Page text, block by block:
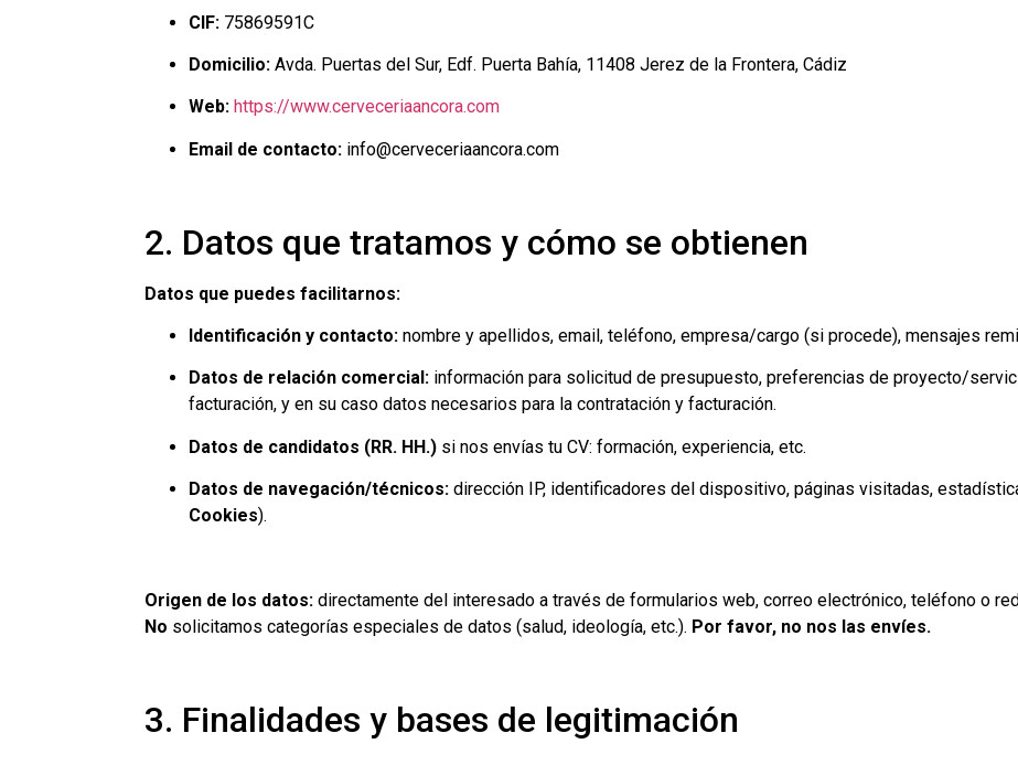
CIF:75869591C
Domicilio: Avda. Puertas del Sur, Edf. Puerta Bahía, 11408 Jerez de la Frontera, Cádiz
Web: https://www.cerveceriaancora.com
Email de contacto: info@cerveceriaancora.com
2. Datos que tratamos y cómo se obtienen
Datos que puedes facilitarnos:
Identificación y contacto:nombre y apellidos, email, teléfono, empresa/cargo (si procede), mensajes
Datos de relación comercial:información para solicitud de presupuesto, preferencias de proyecto/
facturación, y en su caso datos necesarios para la contratación y facturación.
Datos de candidatos (RR. HH.)si nos envías tu CV: formación, experiencia, etc.
Datos de navegación/técnicos:dirección IP, identificadores del dispositivo, páginas visitadas,
Cookies).
Origen de los datos:directamente del interesado a través de formularios web, correo electrónico, teléfono o
No solicitamos categorías especiales de datos (salud, ideología, etc.). Por favor, no nos las envíes.
3. Finalidades y bases de legitimación